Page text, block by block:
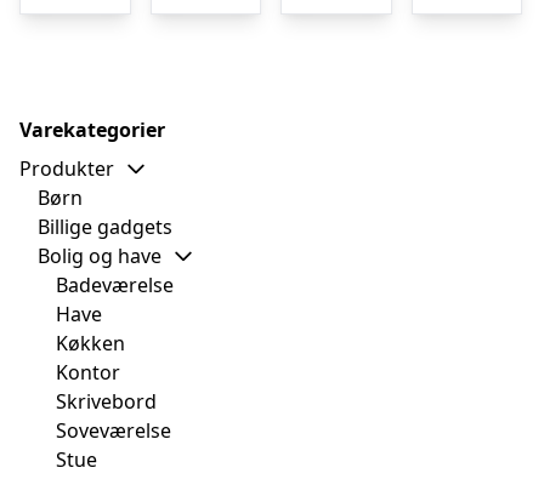
Varekategorier
Produkter
Børn
Billige gadgets
Bolig og have
Badeværelse
Have
Køkken
Kontor
Skrivebord
Soveværelse
Stue